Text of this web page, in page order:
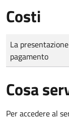
Costi
Tipo di pagamento
Importo
La
pagamento
Cosa
Per accedere al